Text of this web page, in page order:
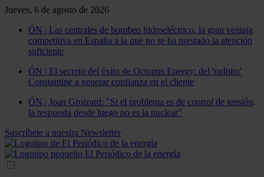
Jueves, 6 de agosto de 2026
ÓN | Las centrales de bombeo hidroeléctrico, la gran ventaja
competitiva en España a la que no se ha prestado la atención
suficiente
ÓN | El secreto del éxito de Octopus Energy: del 'pulpito'
Constantine a generar confianza en el cliente
ÓN | Joan Groizard: "Si el problema es de control de tensión,
la respuesta desde luego no es la nuclear"
Suscríbete a nuestra Newsletter